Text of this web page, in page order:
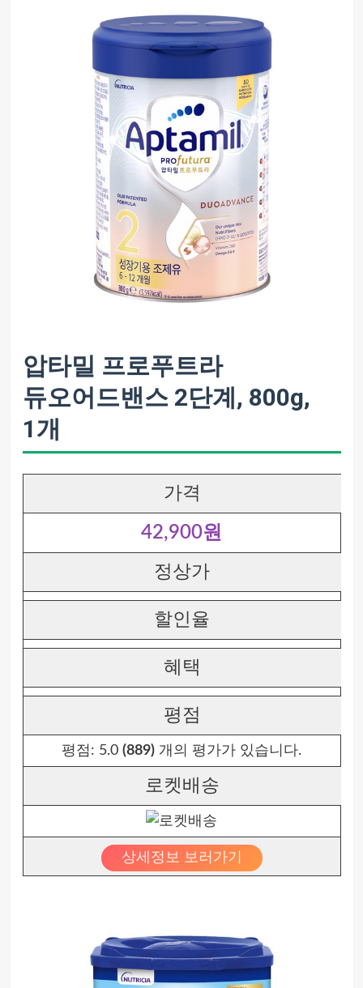
압타밀 프로푸트라
듀오어드밴스 2단계, 800g,
1개
가격
42,900원
정상가
할인율
혜택
평점
평점: 5.0 (889) 개의 평가가 있습니다.
로켓배송
상세정보 보러가기